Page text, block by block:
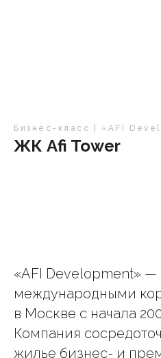
Бизнес-класс | «AFI
ЖК Afi Tower
«AFI Development» —
международными
в Москве с начала
Компания
жилье бизнес- и